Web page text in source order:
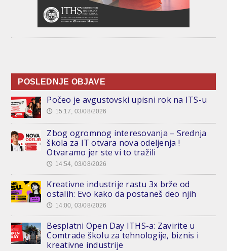
POSLEDNJE OBJAVE
Počeo je avgustovski upisni rok na ITS-u
🕔 15:17, 03/08/2026
Zbog ogromnog interesovanja – Srednja
škola za IT otvara nova odeljenja !
Otvaramo jer ste vi to tražili
🕔 14:54, 03/08/2026
Kreativne industrije rastu 3x brže od
ostalih: Evo kako da postaneš deo njih
🕔 14:00, 03/08/2026
Besplatni Open Day ITHS-a: Zavirite u
Comtrade školu za tehnologije, biznis i
kreativne industrije